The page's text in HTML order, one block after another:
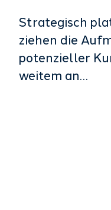
Strategisch
ziehen die
potenzieller
weitem an…